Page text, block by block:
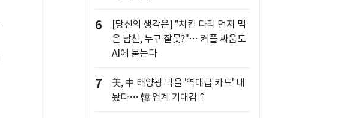
6
[당신의 생각은] "치킨 다리 먼저 먹
은 남친, 누구 잘못?"… 커플 싸움도
AI에 묻는다
7
美, 中 태양광 막을 '역대급 카드' 내
놨다… 韓 업계 기대감↑